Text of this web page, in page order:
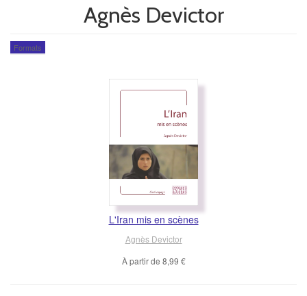
Agnès Devictor
Formats
L'Iran mis en scènes
Agnès Devictor
À partir de 8,99 €